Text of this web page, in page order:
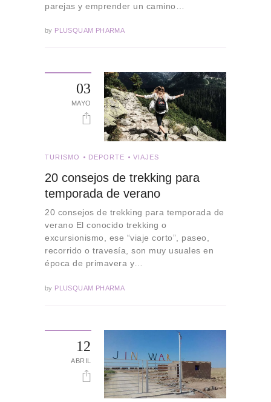
parejas y emprender un camino…
by PLUSQUAM PHARMA
03
MAYO
TURISMO DEPORTE VIAJES
20 consejos de trekking para
temporada de verano
20 consejos de trekking para temporada de
verano El conocido trekking o
excursionismo, ese “viaje corto”, paseo,
recorrido o travesía, son muy usuales en
época de primavera y…
by PLUSQUAM PHARMA
12
ABRIL